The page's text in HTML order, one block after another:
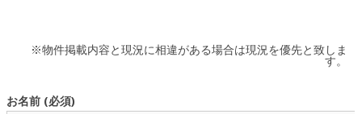
※物件掲載内容と現況に相違がある場合は現況を優先と致しま
す。
お名前 (必須)